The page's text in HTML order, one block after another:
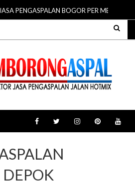
PENGASPALAN BOGOR PER METER